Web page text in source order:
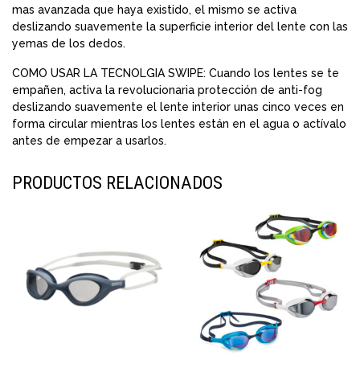
mas avanzada que haya existido, el mismo se activa
deslizando suavemente la superficie interior del lente con las
yemas de los dedos.
COMO USAR LA TECNOLGIA SWIPE: Cuando los lentes se te
empañen, activa la revolucionaria protección de anti-fog
deslizando suavemente el lente interior unas cinco veces en
forma circular mientras los lentes están en el agua o actívalo
antes de empezar a usarlos.
PRODUCTOS RELACIONADOS